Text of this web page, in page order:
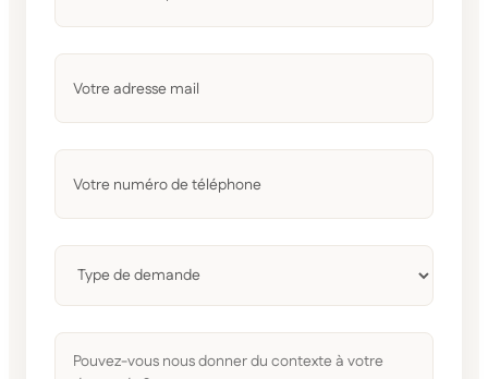
prénom
Votre
adresse
*
Votre
numéro
téléphone
Sans
titre
Pouvez-
vous